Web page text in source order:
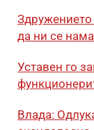
Здружението
да ни се
Уставен го
Влада: